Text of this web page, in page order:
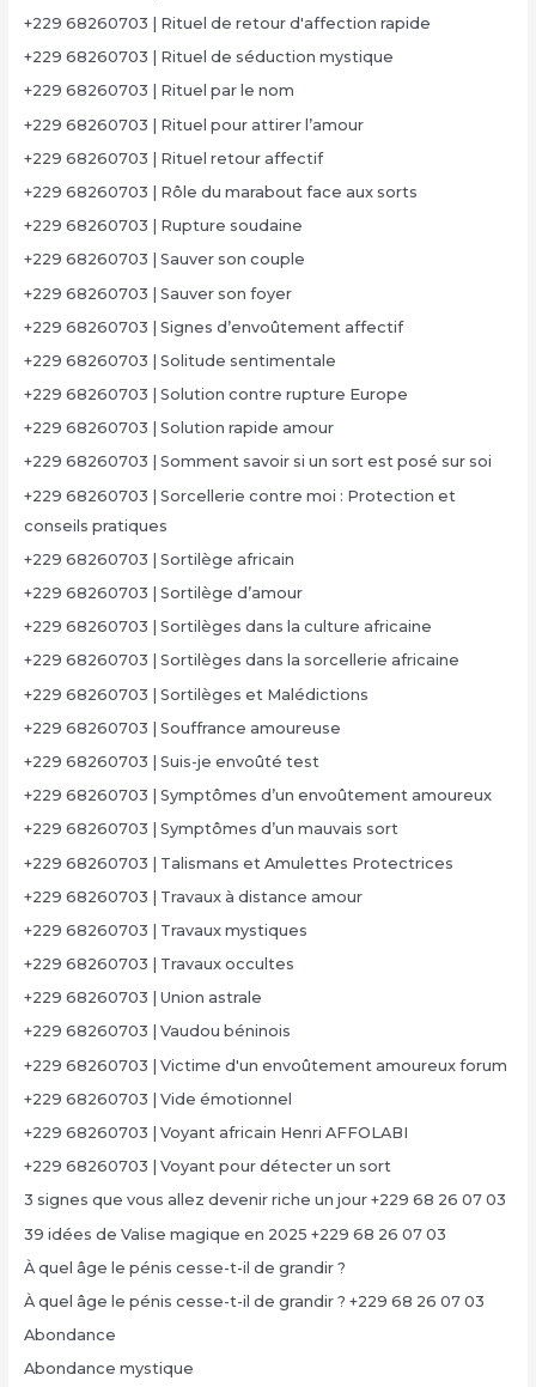
+229 68260703 | Rituel de retour d'affection rapide
+229 68260703 | Rituel de séduction mystique
+229 68260703 | Rituel par le nom
+229 68260703 | Rituel pour attirer l’amour
+229 68260703 | Rituel retour affectif
+229 68260703 | Rôle du marabout face aux sorts
+229 68260703 | Rupture soudaine
+229 68260703 | Sauver son couple
+229 68260703 | Sauver son foyer
+229 68260703 | Signes d’envoûtement affectif
+229 68260703 | Solitude sentimentale
+229 68260703 | Solution contre rupture Europe
+229 68260703 | Solution rapide amour
+229 68260703 | Somment savoir si un sort est posé sur soi
+229 68260703 | Sorcellerie contre moi : Protection et
conseils pratiques
+229 68260703 | Sortilège africain
+229 68260703 | Sortilège d’amour
+229 68260703 | Sortilèges dans la culture africaine
+229 68260703 | Sortilèges dans la sorcellerie africaine
+229 68260703 | Sortilèges et Malédictions
+229 68260703 | Souffrance amoureuse
+229 68260703 | Suis-je envoûté test
+229 68260703 | Symptômes d’un envoûtement amoureux
+229 68260703 | Symptômes d’un mauvais sort
+229 68260703 | Talismans et Amulettes Protectrices
+229 68260703 | Travaux à distance amour
+229 68260703 | Travaux mystiques
+229 68260703 | Travaux occultes
+229 68260703 | Union astrale
+229 68260703 | Vaudou béninois
+229 68260703 | Victime d'un envoûtement amoureux forum
+229 68260703 | Vide émotionnel
+229 68260703 | Voyant africain Henri AFFOLABI
+229 68260703 | Voyant pour détecter un sort
3 signes que vous allez devenir riche un jour +229 68 26 07 03
39 idées de Valise magique en 2025 +229 68 26 07 03
À quel âge le pénis cesse-t-il de grandir ?
À quel âge le pénis cesse-t-il de grandir ? +229 68 26 07 03
Abondance
Abondance mystique